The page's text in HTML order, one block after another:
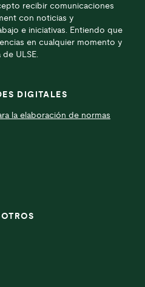
recibir comunicaciones
con noticias y
e iniciativas. Entiendo que
en cualquier momento y
ULSE.
DIGITALES
la elaboración de normas